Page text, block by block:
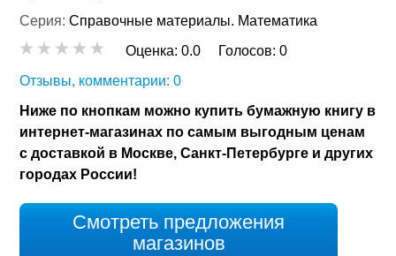
Серия:Справочные материалы. Математика
Оценка:0.0 Голосов:0
Отзывы, комментарии: 0
Ниже по кнопкам можно купить бумажную книгу в
интернет-магазинах по самым выгодным ценам
с доставкой в Москве, Санкт-Петербурге и других
городах России!
Смотреть предложения
магазинов